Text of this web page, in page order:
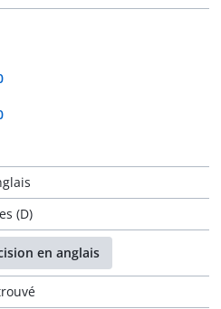
(D)
en anglais